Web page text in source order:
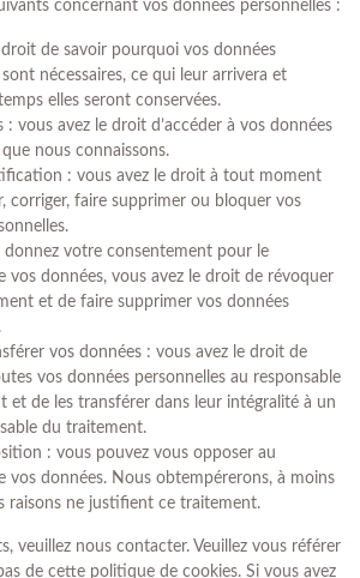
concernant vos données personnelles :
droit de savoir pourquoi vos données
nécessaires, ce qui leur arrivera et
elles seront conservées.
: vous avez le droit d’accéder à vos données
nous connaissons.
: vous avez le droit à tout moment
corriger, faire supprimer ou bloquer vos
donnez votre consentement pour le
vos données, vous avez le droit de révoquer
et de faire supprimer vos données
vos données : vous avez le droit de
vos données personnelles au responsable
et de les transférer dans leur intégralité à un
du traitement.
: vous pouvez vous opposer au
vos données. Nous obtempérerons, à moins
raisons ne justifient ce traitement.
veuillez nous contacter. Veuillez vous référer
de cette politique de cookies. Si vous avez